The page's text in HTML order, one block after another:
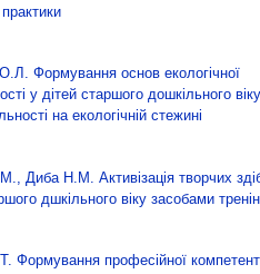
Формування основ екологічної
у дітей старшого дошкільного
на екологічній стежині
Диба Н.М. Активізація творчих
дшкільного віку засобами
Формування професійної